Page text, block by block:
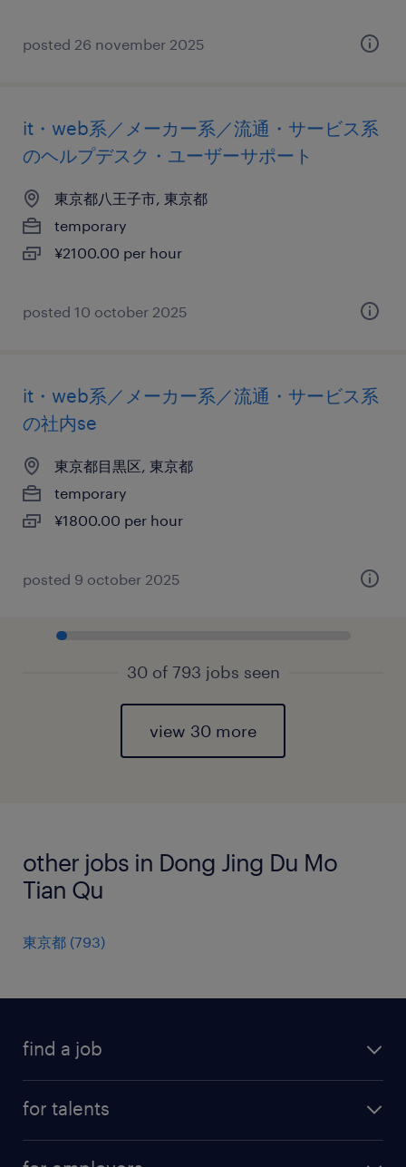
posted 26 november 2025
it・web系／メーカー系／流通・サービス系
のヘルプデスク・ユーザーサポート
東京都八王子市, 東京都
temporary
¥2100.00 per hour
posted 10 october 2025
it・web系／メーカー系／流通・サービス系
の社内se
東京都目黒区, 東京都
temporary
¥1800.00 per hour
posted 9 october 2025
30 of 793 jobs seen
view 30 more
other jobs in Dong Jing Du Mo
Tian Qu
東京都 (793)
find a job
for talents